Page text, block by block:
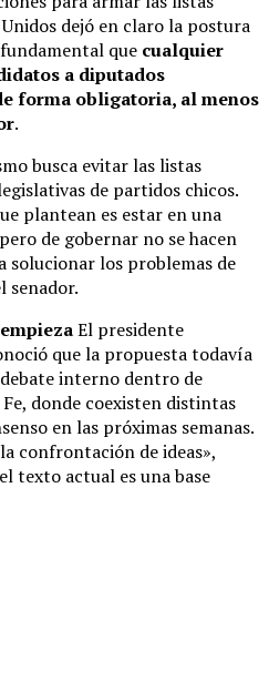
dejó en claro la postura
que cualquier
a diputados
forma obligatoria, al menos
.
busca evitar las listas
de partidos chicos.
plantean es estar en una
de gobernar no se hacen
solucionar los problemas de
senador.
El presidente
que la propuesta todavía
interno dentro de
donde coexisten distintas
en las próximas semanas.
confrontación de ideas»,
texto actual es una base